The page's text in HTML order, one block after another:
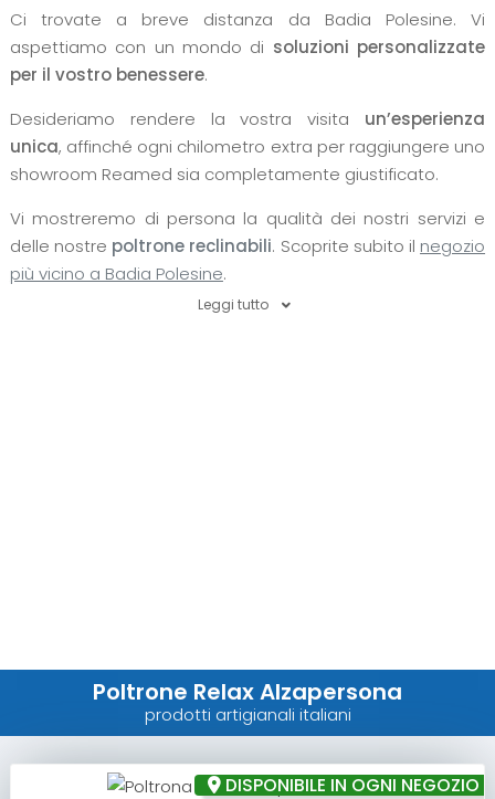
Ci trovate a breve distanza da Badia Polesine. Vi
aspettiamo con un mondo di soluzioni personalizzate
per il vostro benessere.
Desideriamo rendere la vostra visita un’esperienza
unica, affinché ogni chilometro extra per raggiungere uno
showroom Reamed sia completamente giustificato.
Vi mostreremo di persona la qualità dei nostri servizi e
delle nostre poltrone reclinabili. Scoprite subito il negozio
più vicino a Badia Polesine.
Leggi tutto
Poltrone Relax Alzapersona
prodotti artigianali italiani
DISPONIBILE IN OGNI NEGOZIO